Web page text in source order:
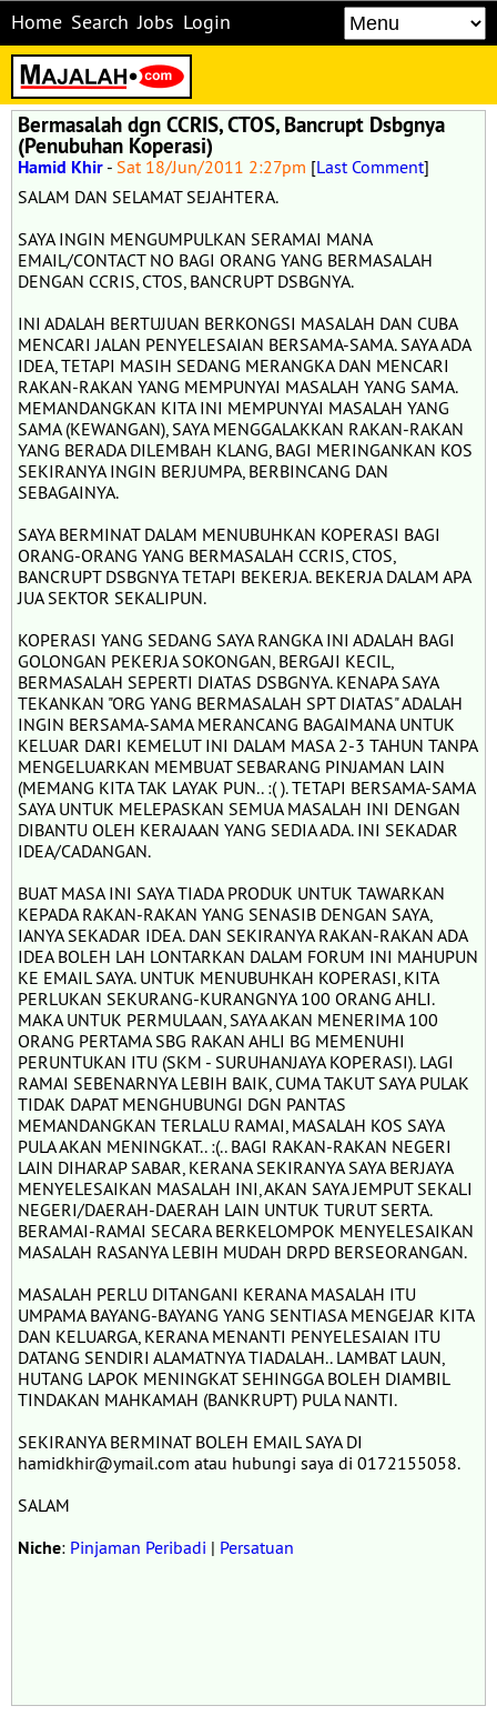
Home Search Jobs Login
Bermasalah dgn CCRIS, CTOS, Bancrupt Dsbgnya
(Penubuhan Koperasi)
Hamid Khir - Sat 18/Jun/2011 2:27pm [Last Comment]
SALAM DAN SELAMAT SEJAHTERA.
SAYA INGIN MENGUMPULKAN SERAMAI MANA
EMAIL/CONTACT NO BAGI ORANG YANG BERMASALAH
DENGAN CCRIS, CTOS, BANCRUPT DSBGNYA.
INI ADALAH BERTUJUAN BERKONGSI MASALAH DAN CUBA
MENCARI JALAN PENYELESAIAN BERSAMA-SAMA. SAYA ADA
IDEA, TETAPI MASIH SEDANG MERANGKA DAN MENCARI
RAKAN-RAKAN YANG MEMPUNYAI MASALAH YANG SAMA.
MEMANDANGKAN KITA INI MEMPUNYAI MASALAH YANG
SAMA (KEWANGAN), SAYA MENGGALAKKAN RAKAN-RAKAN
YANG BERADA DILEMBAH KLANG, BAGI MERINGANKAN KOS
SEKIRANYA INGIN BERJUMPA, BERBINCANG DAN
SEBAGAINYA.
SAYA BERMINAT DALAM MENUBUHKAN KOPERASI BAGI
ORANG-ORANG YANG BERMASALAH CCRIS, CTOS,
BANCRUPT DSBGNYA TETAPI BEKERJA. BEKERJA DALAM APA
JUA SEKTOR SEKALIPUN.
KOPERASI YANG SEDANG SAYA RANGKA INI ADALAH BAGI
GOLONGAN PEKERJA SOKONGAN, BERGAJI KECIL,
BERMASALAH SEPERTI DIATAS DSBGNYA. KENAPA SAYA
TEKANKAN "ORG YANG BERMASALAH SPT DIATAS" ADALAH
INGIN BERSAMA-SAMA MERANCANG BAGAIMANA UNTUK
KELUAR DARI KEMELUT INI DALAM MASA 2-3 TAHUN TANPA
MENGELUARKAN MEMBUAT SEBARANG PINJAMAN LAIN
(MEMANG KITA TAK LAYAK PUN.. :( ). TETAPI BERSAMA-SAMA
SAYA UNTUK MELEPASKAN SEMUA MASALAH INI DENGAN
DIBANTU OLEH KERAJAAN YANG SEDIA ADA. INI SEKADAR
IDEA/CADANGAN.
BUAT MASA INI SAYA TIADA PRODUK UNTUK TAWARKAN
KEPADA RAKAN-RAKAN YANG SENASIB DENGAN SAYA,
IANYA SEKADAR IDEA. DAN SEKIRANYA RAKAN-RAKAN ADA
IDEA BOLEH LAH LONTARKAN DALAM FORUM INI MAHUPUN
KE EMAIL SAYA. UNTUK MENUBUHKAH KOPERASI, KITA
PERLUKAN SEKURANG-KURANGNYA 100 ORANG AHLI.
MAKA UNTUK PERMULAAN, SAYA AKAN MENERIMA 100
ORANG PERTAMA SBG RAKAN AHLI BG MEMENUHI
PERUNTUKAN ITU (SKM - SURUHANJAYA KOPERASI). LAGI
RAMAI SEBENARNYA LEBIH BAIK, CUMA TAKUT SAYA PULAK
TIDAK DAPAT MENGHUBUNGI DGN PANTAS
MEMANDANGKAN TERLALU RAMAI, MASALAH KOS SAYA
PULA AKAN MENINGKAT.. :(.. BAGI RAKAN-RAKAN NEGERI
LAIN DIHARAP SABAR, KERANA SEKIRANYA SAYA BERJAYA
MENYELESAIKAN MASALAH INI, AKAN SAYA JEMPUT SEKALI
NEGERI/DAERAH-DAERAH LAIN UNTUK TURUT SERTA.
BERAMAI-RAMAI SECARA BERKELOMPOK MENYELESAIKAN
MASALAH RASANYA LEBIH MUDAH DRPD BERSEORANGAN.
MASALAH PERLU DITANGANI KERANA MASALAH ITU
UMPAMA BAYANG-BAYANG YANG SENTIASA MENGEJAR KITA
DAN KELUARGA, KERANA MENANTI PENYELESAIAN ITU
DATANG SENDIRI ALAMATNYA TIADALAH.. LAMBAT LAUN,
HUTANG LAPOK MENINGKAT SEHINGGA BOLEH DIAMBIL
TINDAKAN MAHKAMAH (BANKRUPT) PULA NANTI.
SEKIRANYA BERMINAT BOLEH EMAIL SAYA DI
hamidkhir@ymail.com atau hubungi saya di 0172155058.
SALAM
Niche: Pinjaman Peribadi | Persatuan